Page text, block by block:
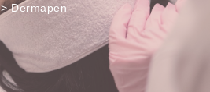
>Dermapen